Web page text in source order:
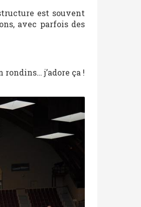
est souvent
avec parfois des
j’adore ça !